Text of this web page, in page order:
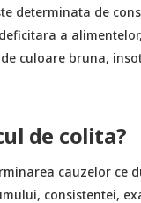
determinata de
a
culoare bruna,
de colita?
cauzelor ce
consistentei,